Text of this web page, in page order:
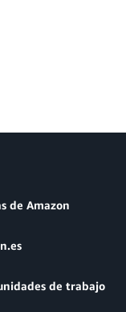
de Amazon
de trabajo